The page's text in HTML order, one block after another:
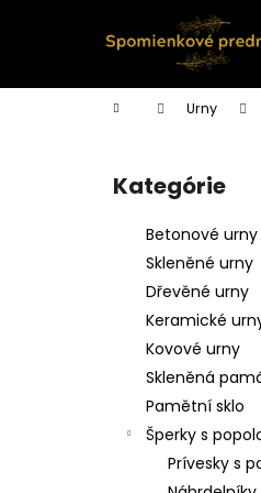
Domov Urny
Preskočiť
kategórie
Kategórie
Betonové urny
Skleněné urny
Dřevěné urny
Keramické
Kovové urny
Skleněná
Pamětní sklo
Šperky s
Prívesky s
í
Späť
do
Späť
do